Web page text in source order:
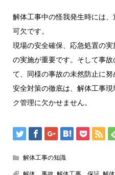
解体工事中の怪我発生時には
可欠です。
現場の安全確保、応急処置の
の実施が重要です。そして事
て、同様の事故の未然防止に努
安全対策の徹底は、解体工事
ク管理に欠かせません。
解体工事の知識